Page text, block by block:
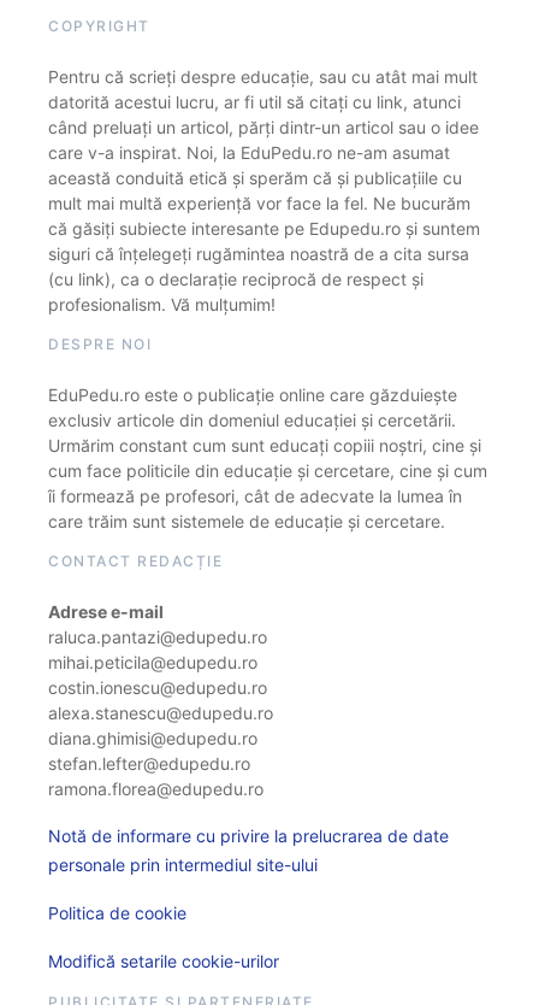
COPYRIGHT
Pentru că scrieți despre educație, sau cu atât mai mult
datorită acestui lucru, ar fi util să citați cu link, atunci
când preluați un articol, părți dintr-un articol sau o idee
care v-a inspirat. Noi, la EduPedu.ro ne-am asumat
această conduită etică și sperăm că și publicațiile cu
mult mai multă experiență vor face la fel. Ne bucurăm
că găsiți subiecte interesante pe Edupedu.ro și suntem
siguri că înțelegeți rugămintea noastră de a cita sursa
(cu link), ca o declarație reciprocă de respect și
profesionalism. Vă mulțumim!
DESPRE NOI
EduPedu.ro este o publicație online care găzduiește
exclusiv articole din domeniul educației și cercetării.
Urmărim constant cum sunt educați copiii noștri, cine și
cum face politicile din educație și cercetare, cine și cum
îi formează pe profesori, cât de adecvate la lumea în
care trăim sunt sistemele de educație și cercetare.
CONTACT REDACȚIE
Adrese e-mail
raluca.pantazi@edupedu.ro
mihai.peticila@edupedu.ro
costin.ionescu@edupedu.ro
alexa.stanescu@edupedu.ro
diana.ghimisi@edupedu.ro
stefan.lefter@edupedu.ro
ramona.florea@edupedu.ro
Notă de informare cu privire la prelucrarea de date
personale prin intermediul site-ului
Politica de cookie
Modifică setarile cookie-urilor